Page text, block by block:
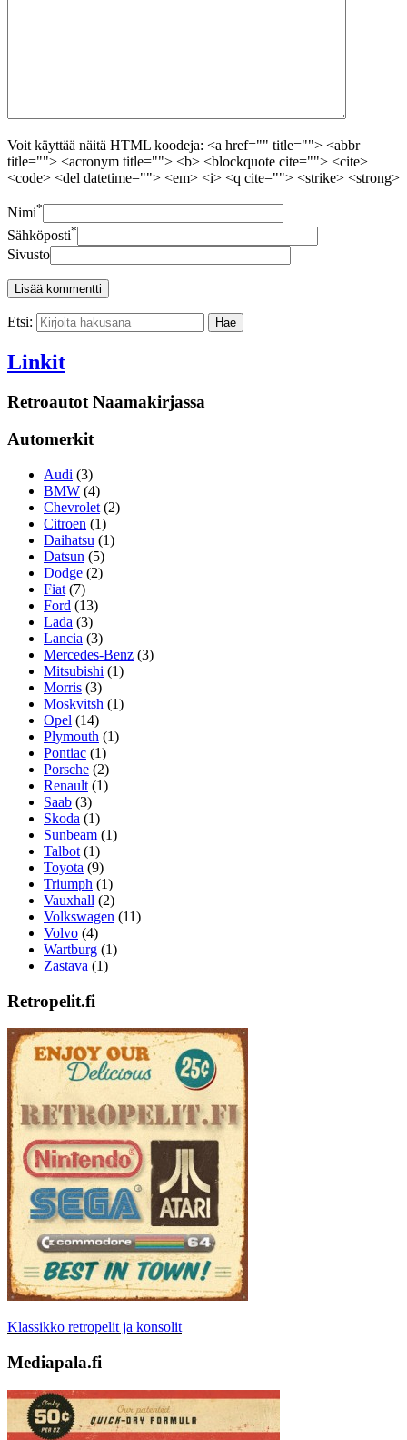
Voit käyttää näitä HTML koodeja: <a href="" title=""> <abbr
title=""> <acronym title=""> <b> <blockquote cite=""> <cite>
<code> <del datetime=""> <em> <i> <q cite=""> <strike> <strong>
Nimi*
Sähköposti*
Sivusto
Etsi:
Linkit
Retroautot Naamakirjassa
Automerkit
Audi (3)
BMW (4)
Chevrolet (2)
Citroen (1)
Daihatsu (1)
Datsun (5)
Dodge (2)
Fiat (7)
Ford (13)
Lada (3)
Lancia (3)
Mercedes-Benz (3)
Mitsubishi (1)
Morris (3)
Moskvitsh (1)
Opel (14)
Plymouth (1)
Pontiac (1)
Porsche (2)
Renault (1)
Saab (3)
Skoda (1)
Sunbeam (1)
Talbot (1)
Toyota (9)
Triumph (1)
Vauxhall (2)
Volkswagen (11)
Volvo (4)
Wartburg (1)
Zastava (1)
Retropelit.fi
Klassikko retropelit ja konsolit
Mediapala.fi